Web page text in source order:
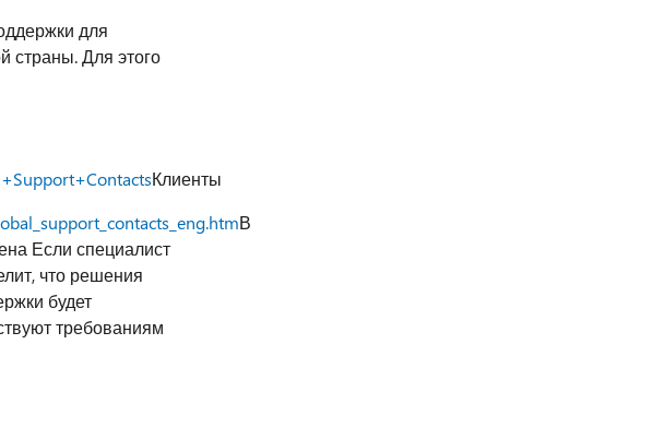
для
страны. Для этого
Клиенты
В
Если специалист
что решения
будет
требованиям